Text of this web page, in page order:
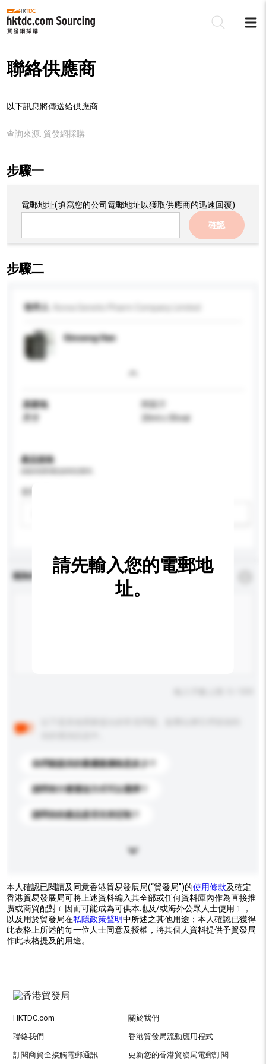
聯絡供應商
以下訊息將傳送給供應商:
查詢來源: 貿發網採購
步驟一
電郵地址(填寫您的公司電郵地址以獲取供應商的迅速回覆)
確認
步驟二
收件人
Ginseng Han
原產地
阿富汗
20ml x 30vial
產品規格
查詢內容 * 必須填寫
你們能提供的最優惠價格是多少？
請問有什麼運送方式可以選擇？
請問你的產品是否支持定制？
請先輸入您的電郵地
址。
本人確認已閱讀及同意香港貿易發展局(“貿發局”)的使用條款及確定
香港貿易發展局可將上述資料編入其全部或任何資料庫內作為直接推
廣或商貿配對﹝因而可能成為可供本地及/或海外公眾人士使用﹞，
以及用於貿發局在私隱政策聲明中所述之其他用途；本人確認已獲得
此表格上所述的每一位人士同意及授權，將其個人資料提供予貿發局
作此表格提及的用途。
HKTDC.com 關於我們
聯絡我們 香港貿發局流動應用程式
訂閱商貿全接觸電郵通訊 更新您的香港貿發局電郵訂閱